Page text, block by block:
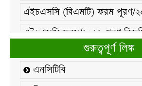
এইচএসসি (বিএমটি) ফরম পূরণ/
এইচএসসি ফরম/২০২৬ পূরণ
২১ ফেব্রুয়ারি/২০২৬ ইং তারিখে
আন্তর্জাতিক মাতৃভাষা দিবস-২০২৬
উপলক্ষ্যে নোটিশঃ
গুরুত্বপূর্ণ লিঙ্ক
এনসিটিবি